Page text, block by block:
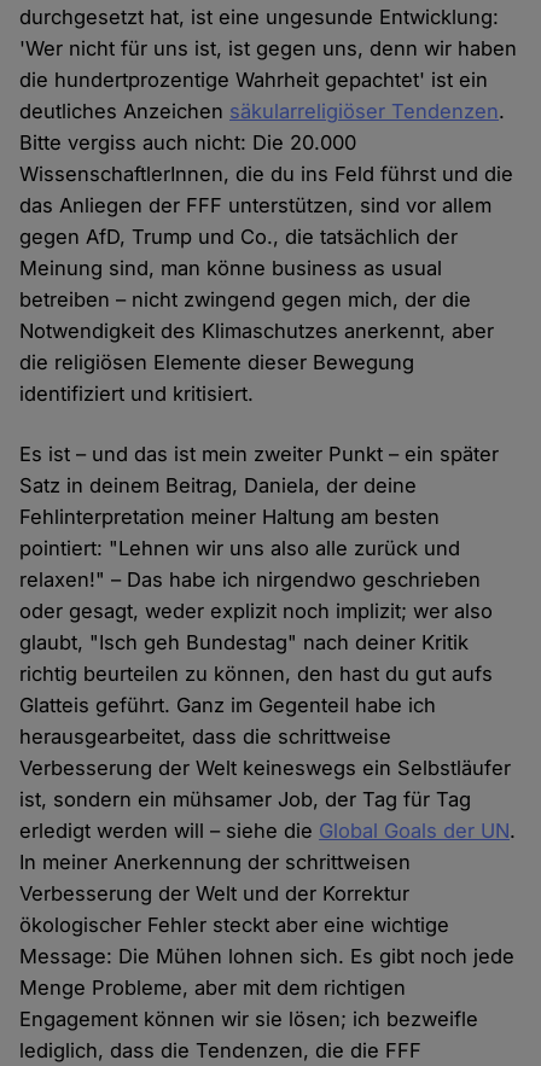
durchgesetzt hat, ist eine ungesunde Entwicklung:
'Wer nicht für uns ist, ist gegen uns, denn wir haben
die hundertprozentige Wahrheit gepachtet' ist ein
deutliches Anzeichen säkularreligiöser Tendenzen.
Bitte vergiss auch nicht: Die 20.000
WissenschaftlerInnen, die du ins Feld führst und die
das Anliegen der FFF unterstützen, sind vor allem
gegen AfD, Trump und Co., die tatsächlich der
Meinung sind, man könne business as usual
betreiben – nicht zwingend gegen mich, der die
Notwendigkeit des Klimaschutzes anerkennt, aber
die religiösen Elemente dieser Bewegung
identifiziert und kritisiert.
Es ist – und das ist mein zweiter Punkt – ein später
Satz in deinem Beitrag, Daniela, der deine
Fehlinterpretation meiner Haltung am besten
pointiert: "Lehnen wir uns also alle zurück und
relaxen!" – Das habe ich nirgendwo geschrieben
oder gesagt, weder explizit noch implizit; wer also
glaubt, "Isch geh Bundestag" nach deiner Kritik
richtig beurteilen zu können, den hast du gut aufs
Glatteis geführt. Ganz im Gegenteil habe ich
herausgearbeitet, dass die schrittweise
Verbesserung der Welt keineswegs ein Selbstläufer
ist, sondern ein mühsamer Job, der Tag für Tag
erledigt werden will – siehe die Global Goals der UN.
In meiner Anerkennung der schrittweisen
Verbesserung der Welt und der Korrektur
ökologischer Fehler steckt aber eine wichtige
Message: Die Mühen lohnen sich. Es gibt noch jede
Menge Probleme, aber mit dem richtigen
Engagement können wir sie lösen; ich bezweifle
lediglich, dass die Tendenzen, die die FFF